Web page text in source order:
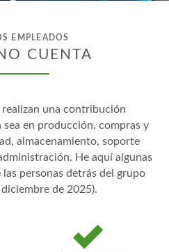
EMPLEADOS
CUENTA
una contribución
sea en producción, compras y
almacenamiento, soporte
He aquí algunas
personas detrás del grupo
de 2025).